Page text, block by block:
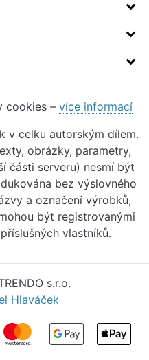
cookies – více informací
v celku autorským dílem.
obrázky, parametry,
části serveru) nesmí být
bez výslovného
a označení výrobků,
být registrovanými
vlastníků.
s.r.o.
Hlaváček